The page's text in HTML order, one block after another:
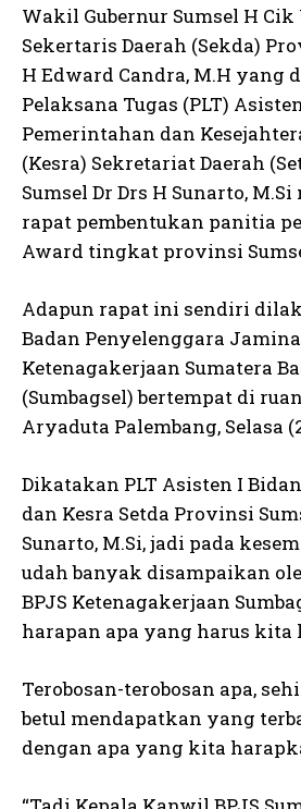
Wakil Gubernur Sumsel H Cik
Sekertaris Daerah (Sekda)
H Edward Candra, M.H yang
Pelaksana Tugas (PLT)
Pemerintahan dan
(Kesra) Sekretariat Daerah
Sumsel Dr Drs H Sunarto,
rapat pembentukan panitia
Award tingkat provinsi
Adapun rapat ini sendiri
Badan Penyelenggara
Ketenagakerjaan Sumatera
(Sumbagsel) bertempat di
Aryaduta Palembang, Selasa
Dikatakan PLT Asisten I
dan Kesra Setda Provinsi
Sunarto, M.Si, jadi pada
udah banyak disampaikan
BPJS Ketenagakerjaan
harapan apa yang harus kita
Terobosan-terobosan apa,
betul mendapatkan yang
dengan apa yang kita